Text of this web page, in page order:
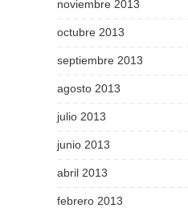
noviembre 2013
octubre 2013
septiembre 2013
agosto 2013
julio 2013
junio 2013
abril 2013
febrero 2013